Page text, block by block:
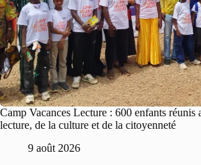
Camp Vacances Lecture : 600 enfants réunis
lecture, de la culture et de la citoyenneté
9 août 2026